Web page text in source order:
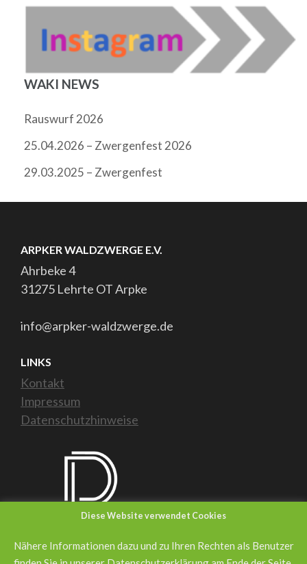
WAKI NEWS
Rauswurf 2026
25.04.2026 – Zwergenfest 2026
29.03.2025 – Zwergenfest
ARPKER WALDZWERGE E.V.
Ahrbeke 4
31275 Lehrte OT Arpke
info@arpker-waldzwerge.de
LINKS
Kontakt
Impressum
Datenschutzhinweise
Diese Website verwendet Cookies
Nähere Informationen dazu und zu Ihren Rechten als Benutzer